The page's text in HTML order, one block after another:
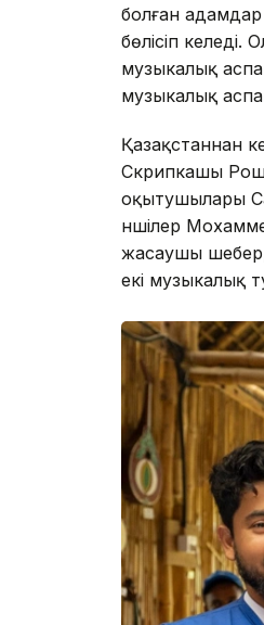
болған
бөлісіп
музыкалық
музыкалық
Қазақстаннан
Скрипкашы
оқытушылары
әншілер
жасаушы шебер,
екі музыкалық